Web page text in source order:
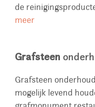
de
meer
Grafsteen
Grafsteen
mogelijk levend